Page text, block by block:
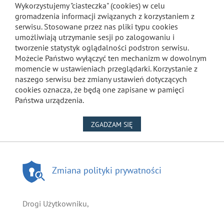
Wykorzystujemy "ciasteczka" (cookies) w celu
gromadzenia informacji związanych z korzystaniem z
serwisu. Stosowane przez nas pliki typu cookies
umożliwiają utrzymanie sesji po zalogowaniu i
tworzenie statystyk oglądalności podstron serwisu.
Możecie Państwo wyłączyć ten mechanizm w dowolnym
momencie w ustawieniach przeglądarki. Korzystanie z
naszego serwisu bez zmiany ustawień dotyczących
cookies oznacza, że będą one zapisane w pamięci
Państwa urządzenia.
ZGADZAM SIĘ
Zmiana polityki prywatności
Drogi Użytkowniku,